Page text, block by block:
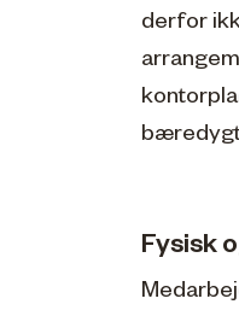
derfor
Fysisk